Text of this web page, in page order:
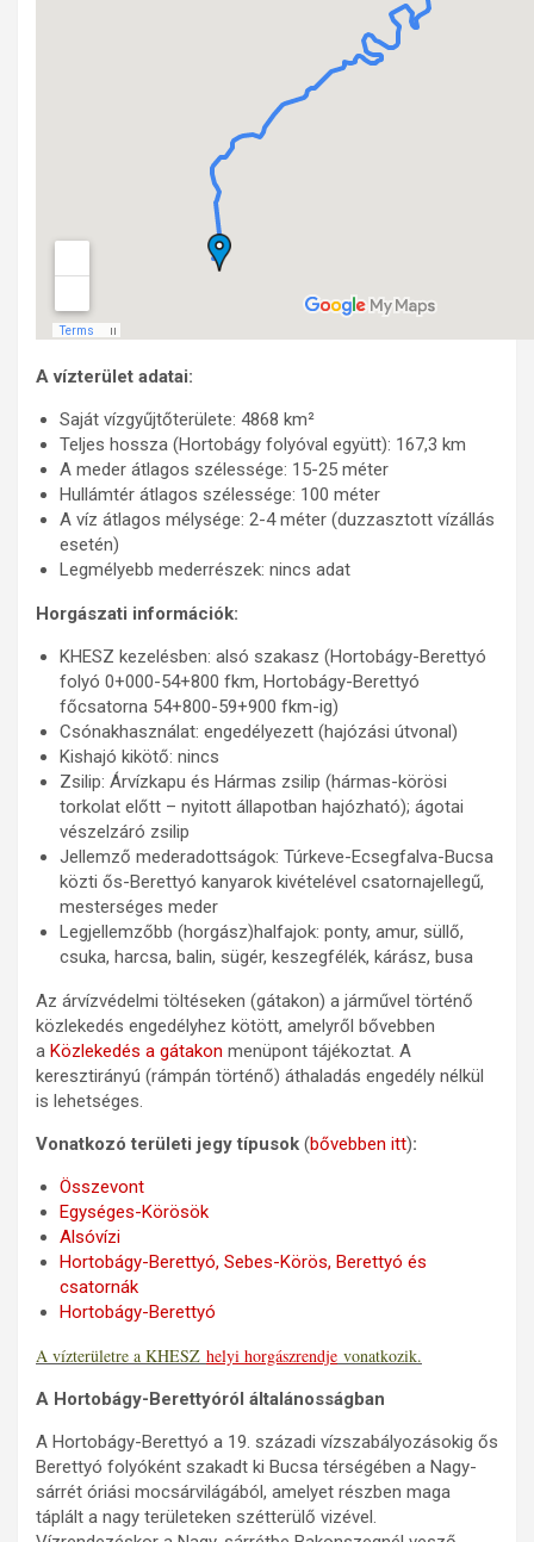
A vízterület adatai:
Saját vízgyűjtőterülete: 4868 km²
Teljes hossza (Hortobágy folyóval együtt): 167,3 km
A meder átlagos szélessége: 15-25 méter
Hullámtér átlagos szélessége: 100 méter
A víz átlagos mélysége: 2-4 méter (duzzasztott vízállás
esetén)
Legmélyebb mederrészek: nincs adat
Horgászati információk:
KHESZ kezelésben: alsó szakasz (Hortobágy-Berettyó
folyó 0+000-54+800 fkm, Hortobágy-Berettyó
főcsatorna 54+800-59+900 fkm-ig)
Csónakhasználat: engedélyezett (hajózási útvonal)
Kishajó kikötő: nincs
Zsilip: Árvízkapu és Hármas zsilip (hármas-körösi
torkolat előtt – nyitott állapotban hajózható); ágotai
vészelzáró zsilip
Jellemző mederadottságok: Túrkeve-Ecsegfalva-Bucsa
közti ős-Berettyó kanyarok kivételével csatornajellegű,
mesterséges meder
Legjellemzőbb (horgász)halfajok: ponty, amur, süllő,
csuka, harcsa, balin, sügér, keszegfélék, kárász, busa
Az árvízvédelmi töltéseken (gátakon) a járművel történő
közlekedés engedélyhez kötött, amelyről bővebben
a Közlekedés a gátakon menüpont tájékoztat. A
keresztirányú (rámpán történő) áthaladás engedély nélkül
is lehetséges.
Vonatkozó területi jegy típusok (bővebben itt):
Összevont
Egységes-Körösök
Alsóvízi
Hortobágy-Berettyó, Sebes-Körös, Berettyó és
csatornák
Hortobágy-Berettyó
​A vízterületre a KHESZ helyi horgászrendje vonatkozik.
A Hortobágy-Berettyóról általánosságban
A Hortobágy-Berettyó a 19. századi vízszabályozásokig ős
Berettyó folyóként szakadt ki Bucsa térségében a Nagy-
sárrét óriási mocsárvilágából, amelyet részben maga
táplált a nagy területeken szétterülő vizével.